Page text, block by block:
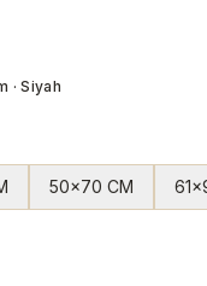
· Siyah
50x70 CM